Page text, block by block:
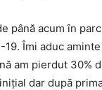
până acum în
Îmi aduc
am pierdut
dar după